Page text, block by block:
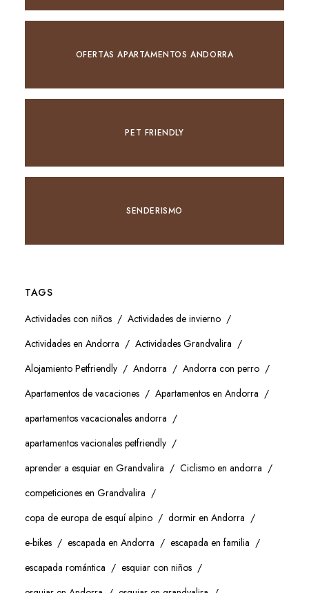
OFERTAS APARTAMENTOS ANDORRA
PET FRIENDLY
SENDERISMO
TAGS
Actividades con niños
Actividades de invierno
Actividades en Andorra
Actividades Grandvalira
Alojamiento Petfriendly
Andorra
Andorra con perro
Apartamentos de vacaciones
Apartamentos en Andorra
apartamentos vacacionales andorra
apartamentos vacionales petfriendly
aprender a esquiar en Grandvalira
Ciclismo en andorra
competiciones en Grandvalira
copa de europa de esquí alpino
dormir en Andorra
e-bikes
escapada en Andorra
escapada en familia
escapada romántica
esquiar con niños